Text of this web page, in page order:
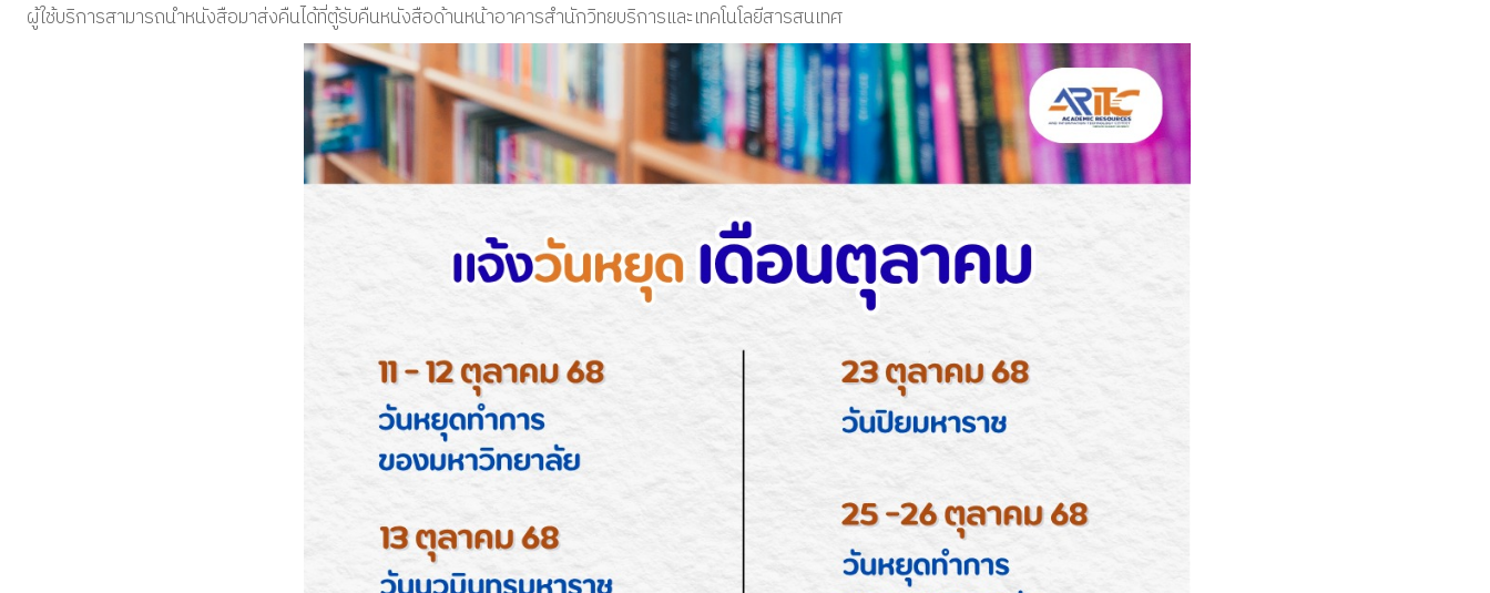
ผู้ใช้บริการสามารถนำหนังสือมาส่งคืนได้ที่ตู้รับคืนหนังสือด้านหน้าอาคารสำนักวิทยบริการและเทคโนโลยีสารสนเทศ